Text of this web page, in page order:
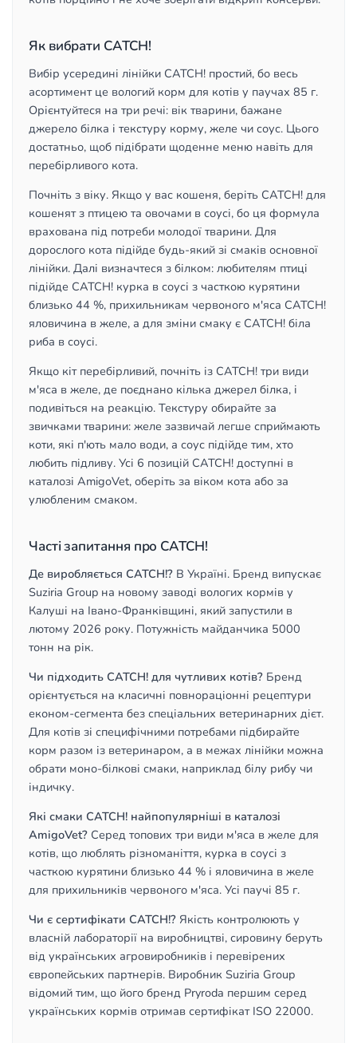
Як вибрати CATCH!
Вибір усередині лінійки CATCH! простий, бо весь
асортимент це вологий корм для котів у паучах 85 г.
Орієнтуйтеся на три речі: вік тварини, бажане
джерело білка і текстуру корму, желе чи соус. Цього
достатньо, щоб підібрати щоденне меню навіть для
перебірливого кота.
Почніть з віку. Якщо у вас кошеня, беріть CATCH! для
кошенят з птицею та овочами в соусі, бо ця формула
врахована під потреби молодої тварини. Для
дорослого кота підійде будь-який зі смаків основної
лінійки. Далі визначтеся з білком: любителям птиці
підійде CATCH! курка в соусі з часткою курятини
близько 44 %, прихильникам червоного м'яса CATCH!
яловичина в желе, а для зміни смаку є CATCH! біла
риба в соусі.
Якщо кіт перебірливий, почніть із CATCH! три види
м'яса в желе, де поєднано кілька джерел білка, і
подивіться на реакцію. Текстуру обирайте за
звичками тварини: желе зазвичай легше сприймають
коти, які п'ють мало води, а соус підійде тим, хто
любить підливу. Усі 6 позицій CATCH! доступні в
каталозі AmigoVet, оберіть за віком кота або за
улюбленим смаком.
Часті запитання про CATCH!
Де виробляється CATCH!? В Україні. Бренд випускає
Suziria Group на новому заводі вологих кормів у
Калуші на Івано-Франківщині, який запустили в
лютому 2026 року. Потужність майданчика 5000
тонн на рік.
Чи підходить CATCH! для чутливих котів? Бренд
орієнтується на класичні повнораціонні рецептури
економ-сегмента без спеціальних ветеринарних дієт.
Для котів зі специфічними потребами підбирайте
корм разом із ветеринаром, а в межах лінійки можна
обрати моно-білкові смаки, наприклад білу рибу чи
індичку.
Які смаки CATCH! найпопулярніші в каталозі
AmigoVet? Серед топових три види м'яса в желе для
котів, що люблять різноманіття, курка в соусі з
часткою курятини близько 44 % і яловичина в желе
для прихильників червоного м'яса. Усі паучі 85 г.
Чи є сертифікати CATCH!? Якість контролюють у
власній лабораторії на виробництві, сировину беруть
від українських агровиробників і перевірених
європейських партнерів. Виробник Suziria Group
відомий тим, що його бренд Pryroda першим серед
українських кормів отримав сертифікат ISO 22000.